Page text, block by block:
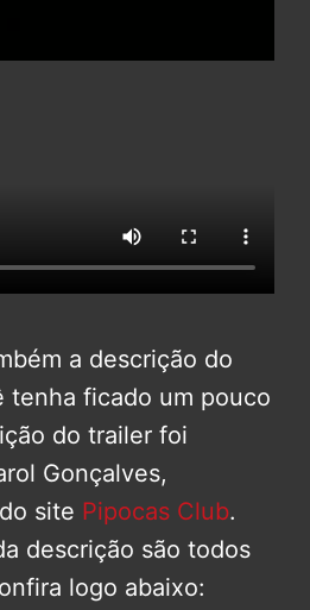
a descrição do
tenha ficado um pouco
do trailer foi
Gonçalves,
site Pipocas Club.
descrição são todos
logo abaixo: